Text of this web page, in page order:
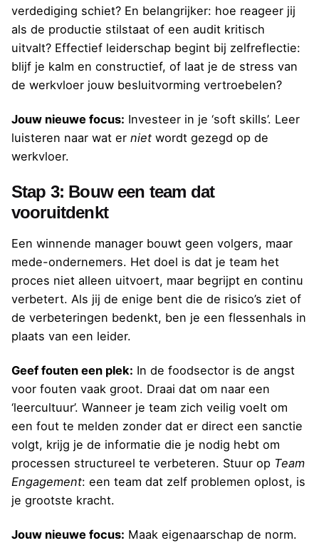
verdediging schiet? En belangrijker: hoe reageer jij
als de productie stilstaat of een audit kritisch
uitvalt? Effectief leiderschap begint bij zelfreflectie:
blijf je kalm en constructief, of laat je de stress van
de werkvloer jouw besluitvorming vertroebelen?
Jouw nieuwe focus: Investeer in je ‘soft skills’. Leer
luisteren naar wat er niet wordt gezegd op de
werkvloer.
Stap 3: Bouw een team dat
vooruitdenkt
Een winnende manager bouwt geen volgers, maar
mede-ondernemers. Het doel is dat je team het
proces niet alleen uitvoert, maar begrijpt en continu
verbetert. Als jij de enige bent die de risico’s ziet of
de verbeteringen bedenkt, ben je een flessenhals in
plaats van een leider.
Geef fouten een plek: In de foodsector is de angst
voor fouten vaak groot. Draai dat om naar een
‘leercultuur’. Wanneer je team zich veilig voelt om
een fout te melden zonder dat er direct een sanctie
volgt, krijg je de informatie die je nodig hebt om
processen structureel te verbeteren. Stuur op Team
Engagement: een team dat zelf problemen oplost, is
je grootste kracht.
Jouw nieuwe focus: Maak eigenaarschap de norm.